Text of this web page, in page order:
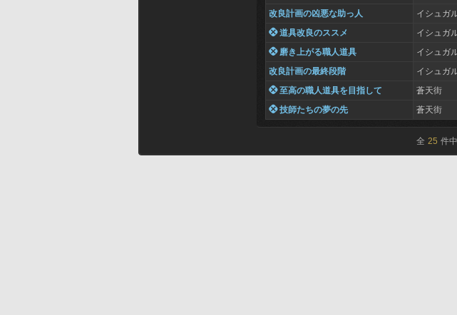
改良計画の凶悪な助っ人 イシュガ
 道具改良のススメ
イシュガ
 磨き上がる職人道具
イシュガ
改良計画の最終段階
イシュガ
 至高の職人道具を目指して
蒼天街
 技師たちの夢の先
蒼天街
全 25 件中